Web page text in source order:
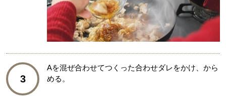
3
Aを混ぜ合わせてつくった合わせダレをかけ、から
める。